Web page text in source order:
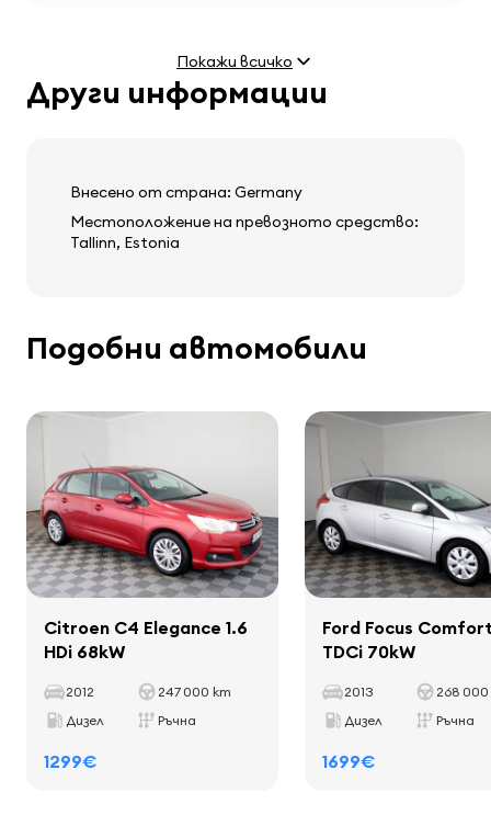
регулируема кормилна колона
мултифункционален волан
Аудио, видео, комуникация
колони
компютър на борда
Интериор
декоративни летви в салона
стелки
държачи за чаши
кожена скоростна ръкохватка
Двигател
Тегло и размери
Общо тегло
Натоварен капацитет
Покажи всичко
Други информации
Внесено от страна: Germany
Местоположение на превозното средство:
Tallinn, Estonia
Подобни автомобили
Citroen C4 Elegance 1.6
HDi 68kW
2012
247 000 km
Дизел
Ръчна
1299€
Ford Focus
TDCi 70kW
2013
268 000
Дизел
Ръчна
1699€